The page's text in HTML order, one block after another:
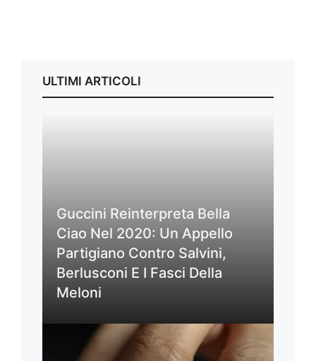
ULTIMI ARTICOLI
Guccini Reinterpreta Bella
Ciao Nel 2020: Un Appello
Partigiano Contro Salvini,
Berlusconi E I Fasci Della
Meloni